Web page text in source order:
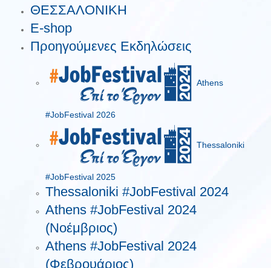
ΘΕΣΣΑΛΟΝΙΚΗ
E-shop
Προηγούμενες Εκδηλώσεις
Athens
#JobFestival 2026
Thessaloniki
#JobFestival 2025
Thessaloniki #JobFestival 2024
Athens #JobFestival 2024
(Νοέμβριος)
Athens #JobFestival 2024
(Φεβρουάριος)